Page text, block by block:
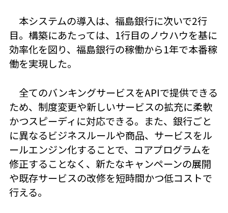
本システムの導入は、福島銀行に次いで2行
目。構築にあたっては、1行目のノウハウを基に
効率化を図り、福島銀行の稼働から1年で本番稼
働を実現した。
全てのバンキングサービスをAPIで提供できる
ため、制度変更や新しいサービスの拡充に柔軟
かつスピーディに対応できる。また、銀行ごと
に異なるビジネスルールや商品、サービスをル
ールエンジン化することで、コアプログラムを
修正することなく、新たなキャンペーンの展開
や既存サービスの改修を短時間かつ低コストで
行える。